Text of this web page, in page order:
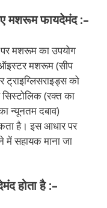
मशरूम फायदेमंद :–
मशरूम का उपयोग
मशरूम (सीप
को
(रक्त का
न्यूनतम दबाव)
है। इस आधार पर
सहायक माना जा
होता है :–